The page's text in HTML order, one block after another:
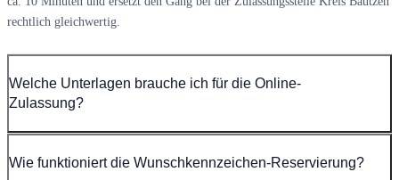
rechtlich gleichwertig.
Welche Unterlagen brauche ich für die Online-
Zulassung?
Wie funktioniert die Wunschkennzeichen-Reservierung?